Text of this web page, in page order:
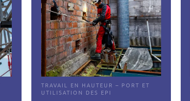
TRAVAIL EN HAUTEUR – PORT ET
UTILISATION DES EPI